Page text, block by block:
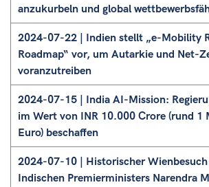
anzukurbeln und global
Details
ein/ausblenden
2024-07-22 | Indien stellt „e-Mobility
Roadmap“ vor, um Autarkie und Net-
voranzutreiben
Details
ein/ausblenden
2024-07-15 | India AI-Mission:
im Wert von INR 10.000 Crore (rund 1
Euro) beschaffen
Details
ein/ausblenden
2024-07-10 | Historischer Wienbesuch
Indischen Premierministers Narendra